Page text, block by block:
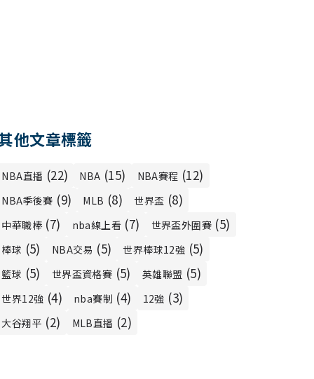
他文章標籤
NBA直播 (22) NBA (15) NBA賽程 (12)
NBA季後賽 (9) MLB (8) 世界盃 (8)
中華職棒(7) nba線上看(7) 世界盃外圍賽 (5)
棒球 (5) NBA交易 (5) 世界棒球12強 (5)
籃球 (5) 世界盃資格賽 (5) 英雄聯盟 (5)
世界12強 (4) nba賽制 (4) 12強 (3)
大谷翔平 (2) MLB直播 (2)